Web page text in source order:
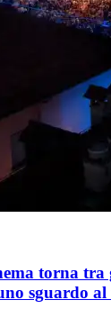
torna tra
sguardo